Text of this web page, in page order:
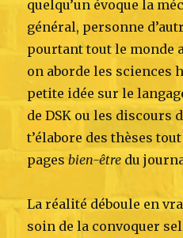
quelqu’un évoque la
général, personne
pourtant tout le monde
on aborde les sciences
petite idée sur le
de DSK ou les discours
t’élabore des thèses
pagesbien-être du
La réalité déboule en
soin de la convoquer